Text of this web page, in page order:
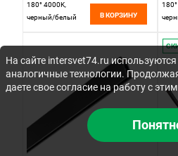
180° 4000K,
черный/белый
В КОРЗИНУ
180°
На сайте intersvet74.ru
аналогичные технологии.
даете свое согласие на работу с